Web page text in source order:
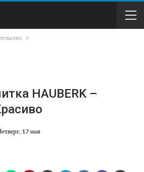
HAUBERK –
17 мая